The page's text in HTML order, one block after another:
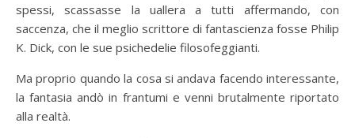
spessi, scassasse la uallera a tutti affermando, con
saccenza, che il meglio scrittore di fantascienza fosse Philip
K. Dick, con le sue psichedelie filosofeggianti.
Ma proprio quando la cosa si andava facendo interessante,
la fantasia andò in frantumi e venni brutalmente riportato
alla realtà.